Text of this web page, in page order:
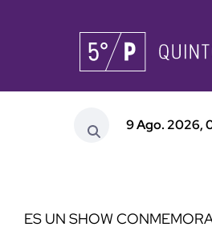
9 Ago. 2026,
ES UN SHOW